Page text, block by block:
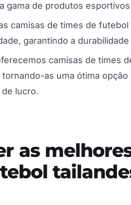
gama de produtos
camisas de times de
garantindo a
camisas de times
as uma ótima
lucro.
as